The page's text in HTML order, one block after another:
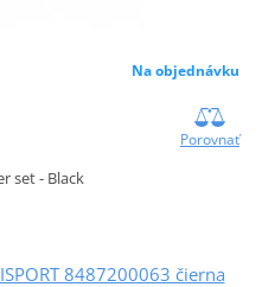
Na objednávku
Porovnať
set - Black
8487200063 čierna